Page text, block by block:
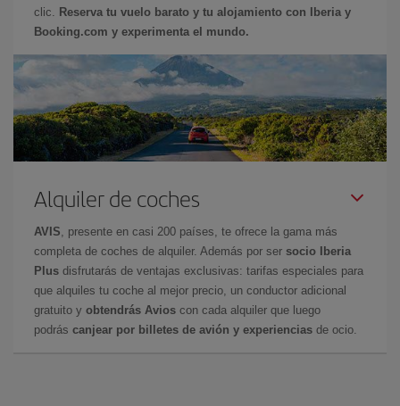
clic.
Reserva tu vuelo barato y tu alojamiento con Iberia y
Booking.com y experimenta el mundo.
Alquiler de coches
AVIS , presente en casi 200 países, te ofrece la gama más
completa de coches de alquiler. Además por ser socio Iberia
Plus disfrutarás de ventajas exclusivas: tarifas especiales para
que alquiles tu coche al mejor precio, un conductor adicional
gratuito y obtendrás Avios con cada alquiler que luego
podrás canjear por billetes de avión y experiencias de ocio.